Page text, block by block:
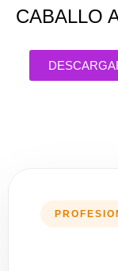
CABALLO